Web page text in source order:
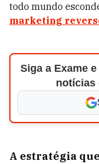
todo mundo
marketing
Siga a Exame
notícias
A estratégia